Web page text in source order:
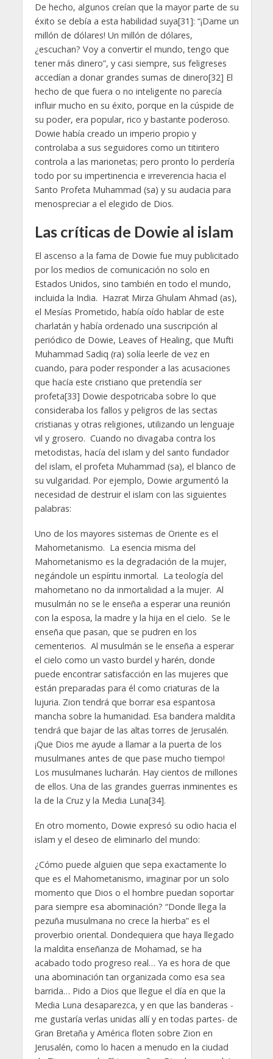
De hecho, algunos creían que la mayor parte de su
éxito se debía a esta habilidad suya[31]: “¡Dame un
millón de dólares! Un millón de dólares,
¿escuchan? Voy a convertir el mundo, tengo que
tener más dinero”, y casi siempre, sus feligreses
accedían a donar grandes sumas de dinero[32] El
hecho de que fuera o no inteligente no parecía
influir mucho en su éxito, porque en la cúspide de
su poder, era popular, rico y bastante poderoso.
Dowie había creado un imperio propio y
controlaba a sus seguidores como un titiritero
controla a las marionetas; pero pronto lo perdería
todo por su impertinencia e irreverencia hacia el
Santo Profeta Muhammad (sa) y su audacia para
menospreciar a el elegido de Dios.
Las críticas de Dowie al islam
El ascenso a la fama de Dowie fue muy publicitado
por los medios de comunicación no solo en
Estados Unidos, sino también en todo el mundo,
incluida la India. Hazrat Mirza Ghulam Ahmad (as),
el Mesías Prometido, había oído hablar de este
charlatán y había ordenado una suscripción al
periódico de Dowie, Leaves of Healing, que Mufti
Muhammad Sadiq (ra) solía leerle de vez en
cuando, para poder responder a las acusaciones
que hacía este cristiano que pretendía ser
profeta[33] Dowie despotricaba sobre lo que
consideraba los fallos y peligros de las sectas
cristianas y otras religiones, utilizando un lenguaje
vil y grosero. Cuando no divagaba contra los
metodistas, hacía del islam y del santo fundador
del islam, el profeta Muhammad (sa), el blanco de
su vulgaridad. Por ejemplo, Dowie argumentó la
necesidad de destruir el islam con las siguientes
palabras:
Uno de los mayores sistemas de Oriente es el
Mahometanismo. La esencia misma del
Mahometanismo es la degradación de la mujer,
negándole un espíritu inmortal. La teología del
mahometano no da inmortalidad a la mujer. Al
musulmán no se le enseña a esperar una reunión
con la esposa, la madre y la hija en el cielo. Se le
enseña que pasan, que se pudren en los
cementerios. Al musulmán se le enseña a esperar
el cielo como un vasto burdel y harén, donde
puede encontrar satisfacción en las mujeres que
están preparadas para él como criaturas de la
lujuria. Zion tendrá que borrar esa espantosa
mancha sobre la humanidad. Esa bandera maldita
tendrá que bajar de las altas torres de Jerusalén.
¡Que Dios me ayude a llamar a la puerta de los
musulmanes antes de que pase mucho tiempo!
Los musulmanes lucharán. Hay cientos de millones
de ellos. Una de las grandes guerras inminentes es
la de la Cruz y la Media Luna[34].
En otro momento, Dowie expresó su odio hacia el
islam y el deseo de eliminarlo del mundo:
¿Cómo puede alguien que sepa exactamente lo
que es el Mahometanismo, imaginar por un solo
momento que Dios o el hombre puedan soportar
para siempre esa abominación? “Donde llega la
pezuña musulmana no crece la hierba” es el
proverbio oriental. Dondequiera que haya llegado
la maldita enseñanza de Mohamad, se ha
acabado todo progreso real… Ya es hora de que
una abominación tan organizada como esa sea
barrida… Pido a Dios que llegue el día en que la
Media Luna desaparezca, y en que las banderas -
me gustaría verlas unidas allí y en todas partes- de
Gran Bretaña y América floten sobre Zion en
Jerusalén, como lo hacen a menudo en la ciudad